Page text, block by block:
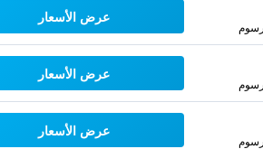
عرض الأسعار
عرض الأسعار
عرض الأسعار